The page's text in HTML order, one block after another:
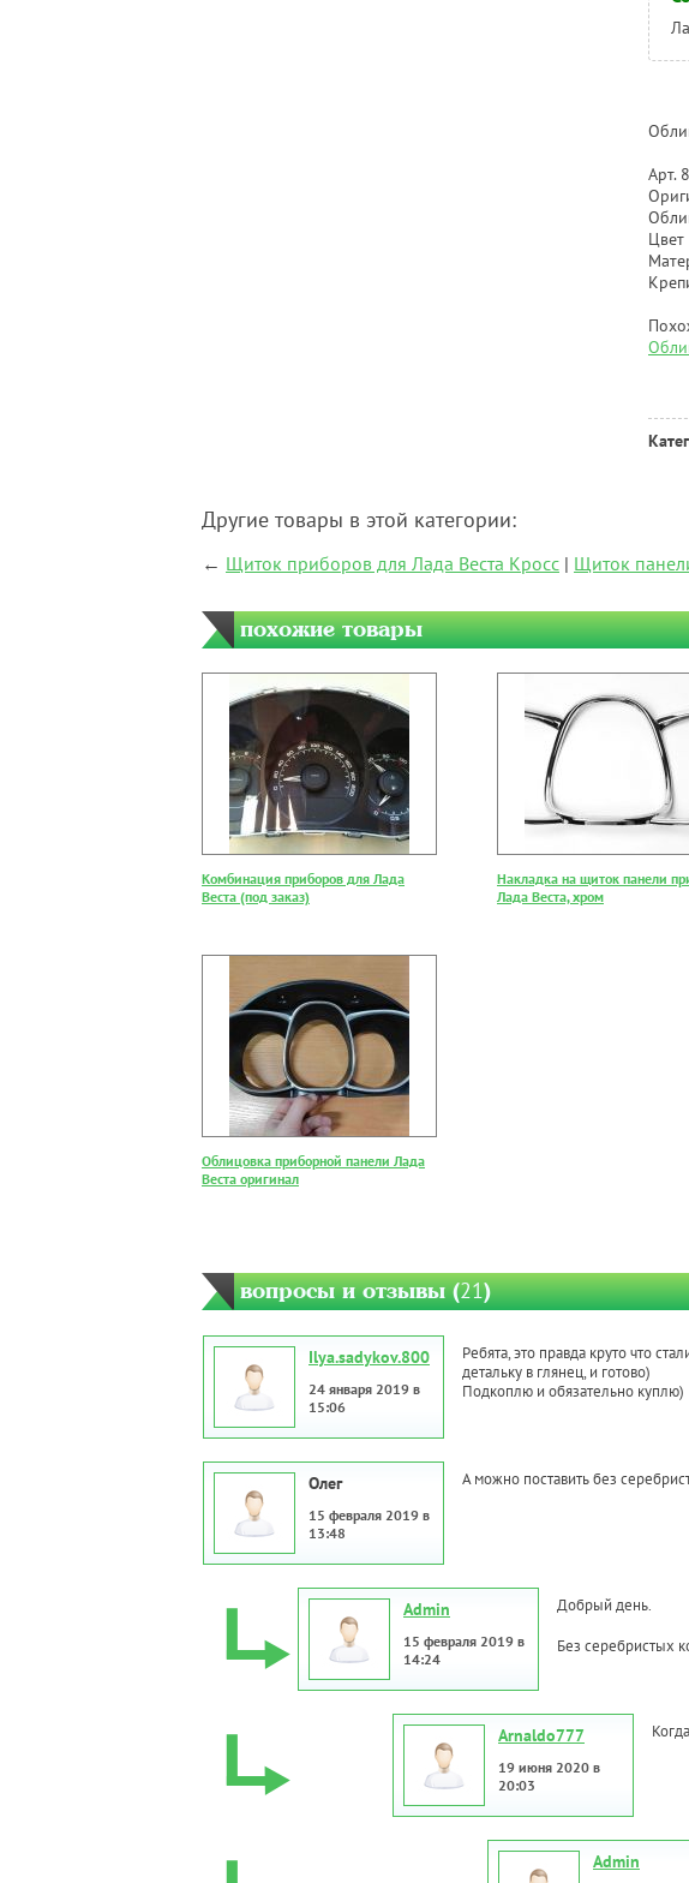
Арт.
Цвет
Другие товары в этой категории:
← Щиток приборов для Лада Веста Кросс | Щиток
похожие товары
Комбинация приборов для Лада
Веста (под заказ)
Накладка на щиток панели
Лада Веста, хром
Облицовка приборной панели Лада
Веста оригинал
вопросы и отзывы (21)
Ilya.sadykov.800
24 января 2019 в
15:06
Ребята, это правда круто что
детальку в глянец, и готово)
Подкоплю и обязательно куплю)
Олег
15 февраля 2019 в
13:48
А можно поставить без
Admin
15 февраля 2019 в
14:24
Добрый день.
Без серебристых
Arnaldo777
19 июня 2020 в
20:03
Admin